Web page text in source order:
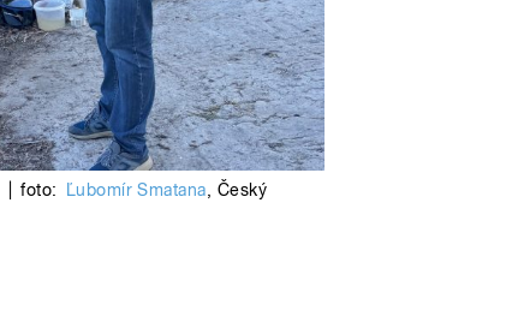
foto: Ľubomír Smatana, Český